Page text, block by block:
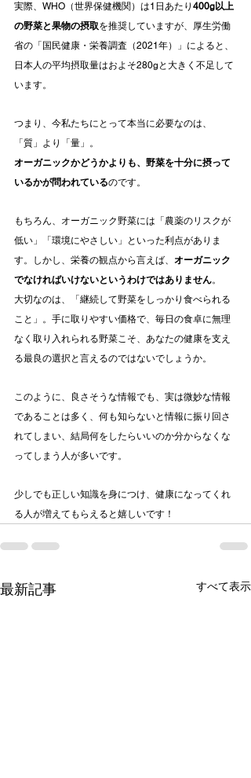
実際、WHO（世界保健機関）は1日あたり 400g以上
の野菜と果物の摂取を推奨していますが、厚生労働
省の「国民健康・栄養調査（2021年）」によると、
日本人の平均摂取量はおよそ280gと大きく不足して
います。
つまり、今私たちにとって本当に必要なのは、
「質」より「量」。
オーガニックかどうかよりも、野菜を十分に摂って
いるかが問われているのです。
もちろん、オーガニック野菜には「農薬のリスクが
低い」「環境にやさしい」といった利点がありま
す。しかし、栄養の観点から言えば、 オーガニック
でなければいけないというわけではありません。
大切なのは、「継続して野菜をしっかり食べられる
こと」。手に取りやすい価格で、毎日の食卓に無理
なく取り入れられる野菜こそ、あなたの健康を支え
る最良の選択と言えるのではないでしょうか。
このように、良さそうな情報でも、実は微妙な情報
であることは多く、何も知らないと情報に振り回さ
れてしまい、結局何をしたらいいのか分からなくな
ってしまう人が多いです。
少しでも正しい知識を身につけ、健康になってくれ
る人が増えてもらえると嬉しいです！
最新記事 すべて表示